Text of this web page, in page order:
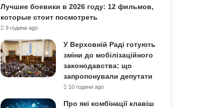
Лучшие боевики в 2026 году: 12 фильмов,
которые стоит посмотреть
9 години ago
У Верховній Раді готують
зміни до мобілізаційного
законодавства: що
запропонували депутати
10 години ago
Про які комбінації клавіш